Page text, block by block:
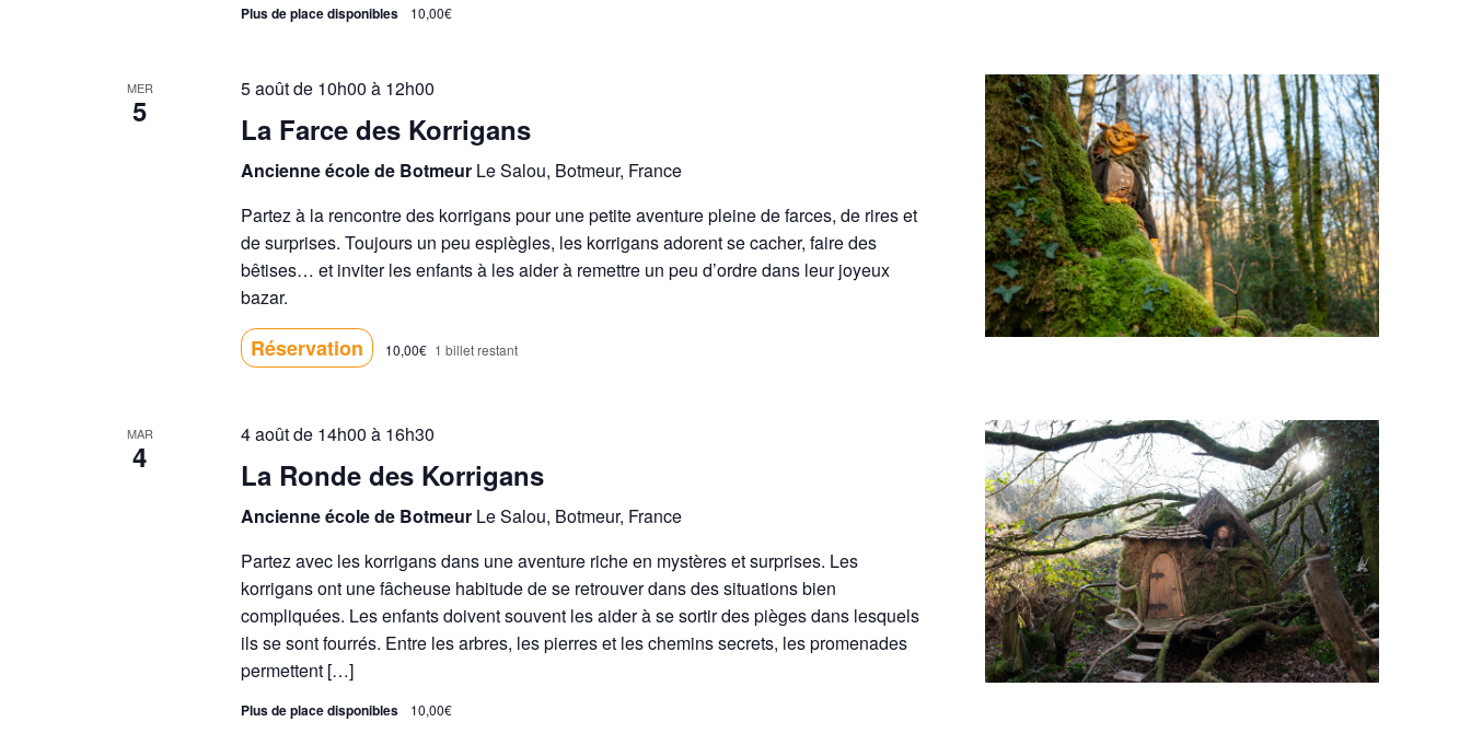
n
a
t
e
Plus de place disponibles 10,00€
MER
5
5 août de 10h00 à 12h00
La Farce des Korrigans
Ancienne école de Botmeur Le Salou, Botmeur, France
Partez à la rencontre des korrigans pour une petite aventure pleine de farces, de rires et
de surprises. Toujours un peu espiègles, les korrigans adorent se cacher, faire des
bêtises… et inviter les enfants à les aider à remettre un peu d’ordre dans leur joyeux
bazar.
Réservation 10,00€ 1 billet restant
MAR
4
4 août de 14h00 à 16h30
La Ronde des Korrigans
Ancienne école de Botmeur Le Salou, Botmeur, France
Partez avec les korrigans dans une aventure riche en mystères et surprises. Les
korrigans ont une fâcheuse habitude de se retrouver dans des situations bien
compliquées. Les enfants doivent souvent les aider à se sortir des pièges dans lesquels
ils se sont fourrés. Entre les arbres, les pierres et les chemins secrets, les promenades
permettent […]
Plus de place disponibles 10,00€